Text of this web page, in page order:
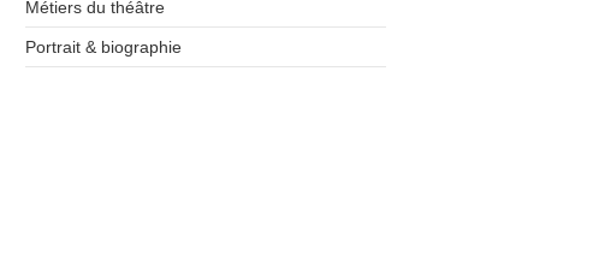
Métiers du théâtre
Portrait & biographie